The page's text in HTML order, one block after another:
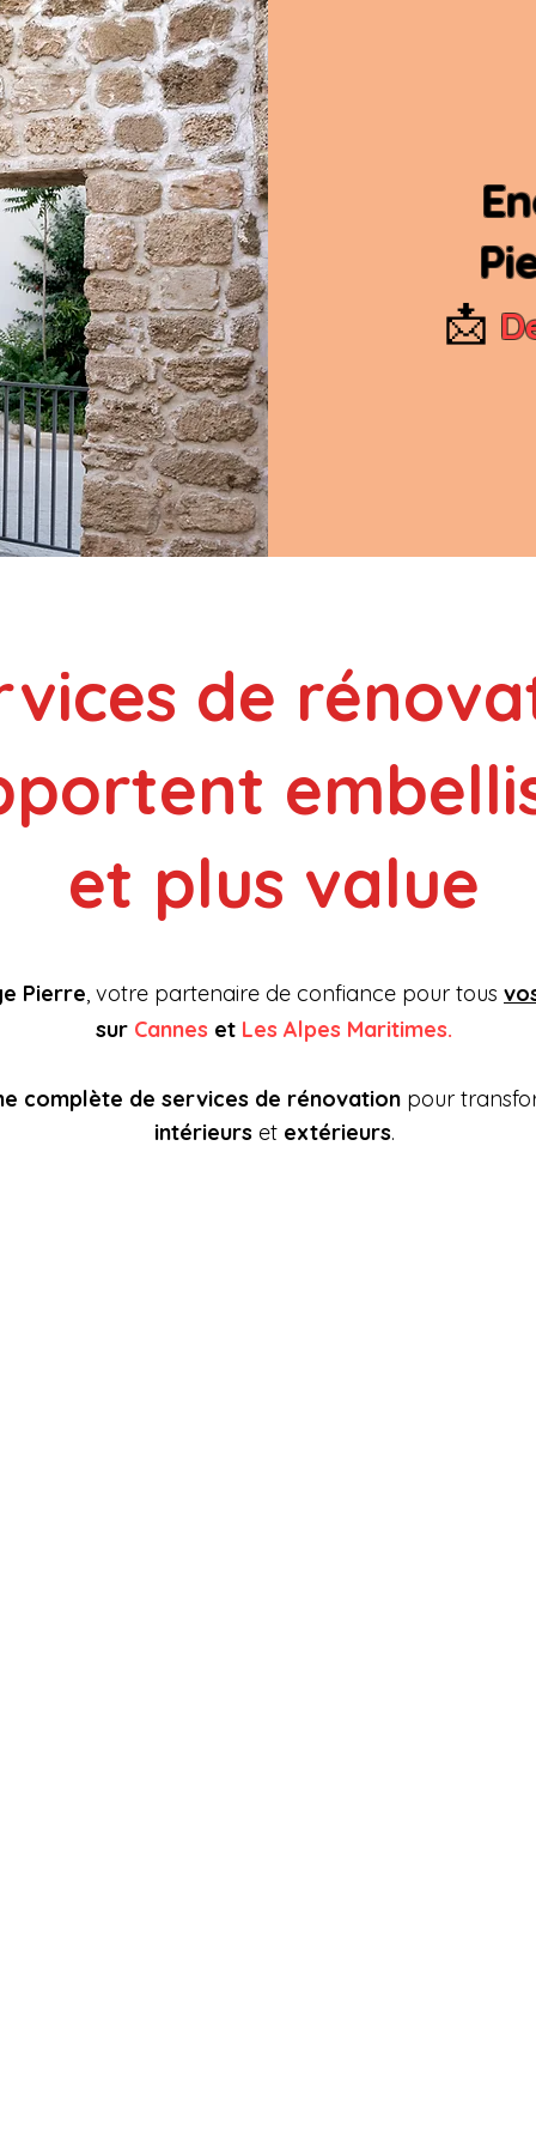
📩
de
et plus value
Pierre, votre partenaire de confiance pour tous
sur Cannes et Les Alpes Maritimes.
complète de services de rénovation pour
intérieurset extérieurs.